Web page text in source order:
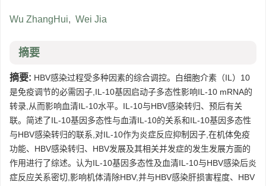
Wu ZhangHui, Wei Jia
摘要
摘要: HBV感染过程受多种因素的综合调控。白细胞介素（IL）10
是免疫调节的必需因子,IL-10基因启动子多态性影响IL-10 mRNA的
转录,从而影响血清IL-10水平。IL-10与HBV感染转归、预后有关
联。简述了IL-10基因多态性与血清IL-10的关系和IL-10基因多态性
与HBV感染转归的联系,对IL-10作为炎症反应抑制因子,在机体免疫
功能、HBV感染转归、HBV发展及其相关并发症的发生发展方面的
作用进行了综述。认为IL-10基因多态性及血清IL-10与HBV感染后炎
症反应关系密切,影响机体清除HBV,并与HBV感染肝损害程度、HBV